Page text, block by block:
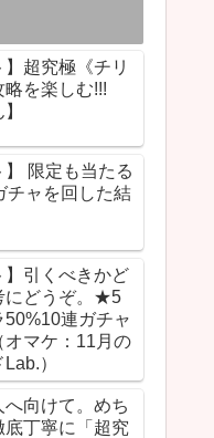
】超究極《チリ
略を楽しむ!!!
】 限定も当たる
チャを回した結
】引くべきかど
にどうぞ。★5
50%10連ガチャ
オマケ：11月の
）
へ向けて。めち
底丁寧に「超究